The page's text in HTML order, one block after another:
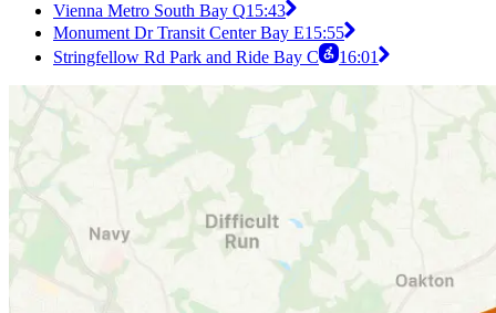
Vienna Metro South Bay Q15:43
Monument Dr Transit Center Bay E15:55
Stringfellow Rd Park and Ride Bay C
16:01